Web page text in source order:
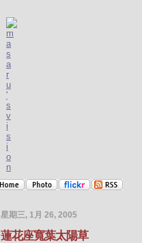
星期三, 1月 26, 2005
蓮花座寬葉太陽草